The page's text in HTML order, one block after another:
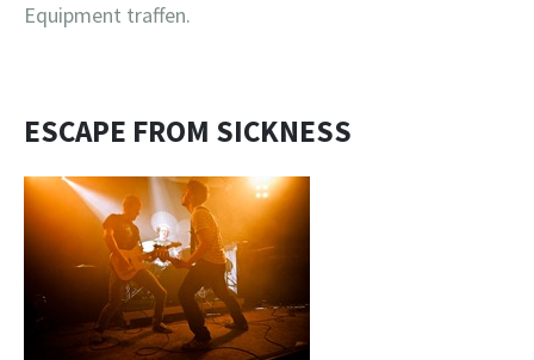
Equipment traffen.
ESCAPE FROM SICKNESS